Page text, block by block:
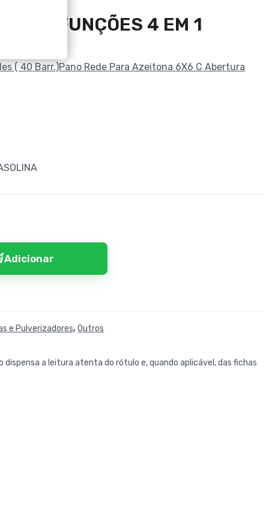
4 EM 1
( 40 Barr.)Pano Rede Para Azeitona 6X6 C Abertura
Adicionar
e Pulverizadores,Outros
dispensa a leitura atenta do rótulo e, quando aplicável, das fichas